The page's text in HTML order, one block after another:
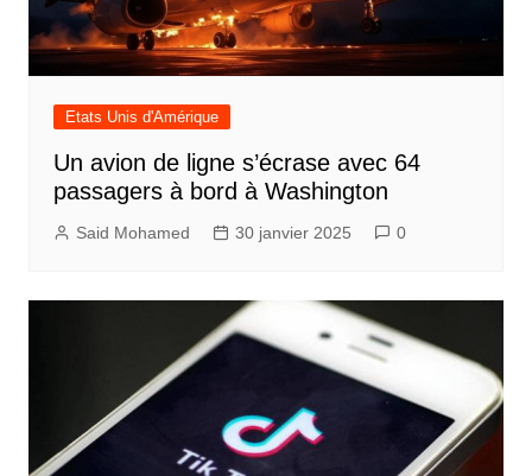
Etats Unis d'Amérique
Un avion de ligne s’écrase avec 64
passagers à bord à Washington
Said Mohamed 30 janvier 2025 0